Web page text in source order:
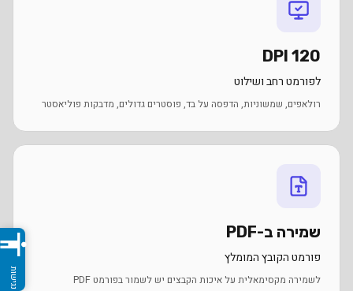
120 DPI
לפורמט רחב ושילוט
רולאפים, שמשוניות, הדפסה על בד, פוסטרים גדולים, מדבקות פוליאסטר
שמירה ב-PDF
פורמט הקובץ המומלץ
לשמירה מקסימאלית על איכות הקבצים יש לשמור בפורמט PDF